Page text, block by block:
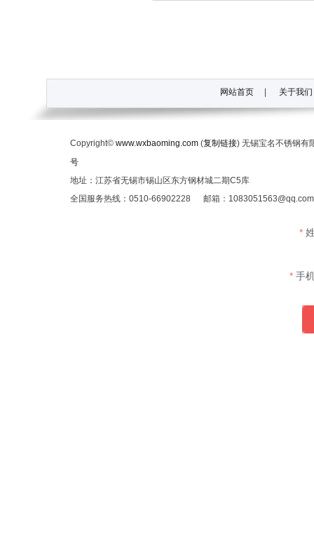
网站首页 关于我们
Copyright© www.wxbaoming.com (复制链接) 无锡宝名不锈钢
号
地址：江苏省无锡市锡山区东方钢材城二期C5库
全国服务热线：0510-66902228 邮箱：